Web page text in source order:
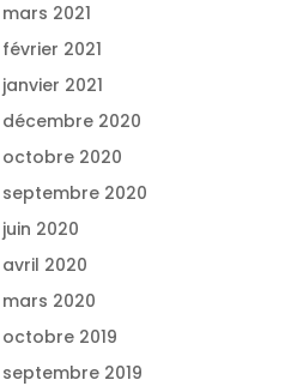
mars 2021
février 2021
janvier 2021
décembre 2020
octobre 2020
septembre 2020
juin 2020
avril 2020
mars 2020
octobre 2019
septembre 2019